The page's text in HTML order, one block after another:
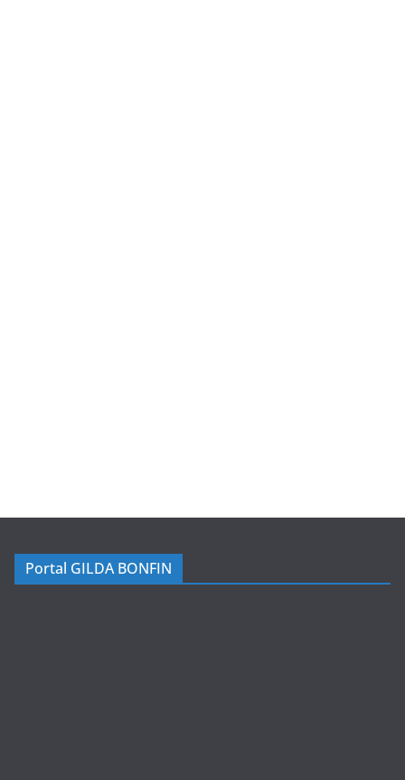
Portal GILDA BONFIN